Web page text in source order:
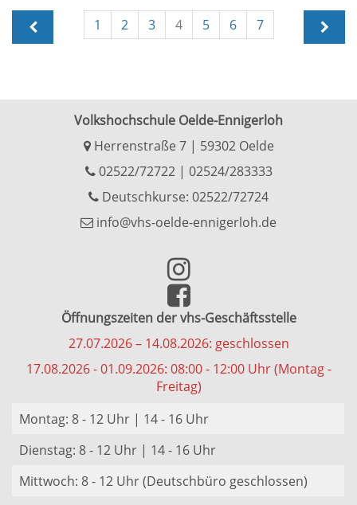
1 2 3 4 5 6 7
Volkshochschule Oelde-Ennigerloh
Herrenstraße 7 | 59302 Oelde
02522/72722| 02524/283333
Deutschkurse: 02522/72724
info@vhs-oelde-ennigerloh.de
Öffnungszeiten der vhs-Geschäftsstelle
27.07.2026 – 14.08.2026: geschlossen
17.08.2026 - 01.09.2026: 08:00 - 12:00 Uhr (Montag -
Freitag)
Montag: 8 - 12 Uhr | 14 - 16 Uhr
Dienstag: 8 - 12 Uhr | 14 - 16 Uhr
Mittwoch: 8 - 12 Uhr (Deutschbüro geschlossen)